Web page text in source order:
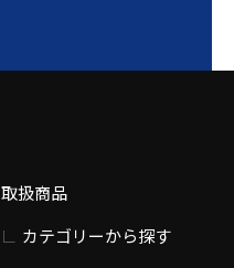
取扱商品
カテゴリーから探す